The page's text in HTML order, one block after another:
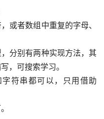
或者数组中重复的字母、
分别有两种实现方法，其
，可搜索学习。
符串都可以，只用借助